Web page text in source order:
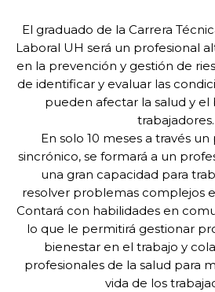
El graduado de la Carrera
Laboral UH será un profesional
en la prevención y gestión de
de identificar y evaluar las
pueden afectar la salud y el
trabajadores.
En solo 10 meses a través
sincrónico, se formará a un
una gran capacidad para
resolver problemas complejos
Contará con habilidades en
lo que le permitirá gestionar
bienestar en el trabajo y
profesionales de la salud para
vida de los